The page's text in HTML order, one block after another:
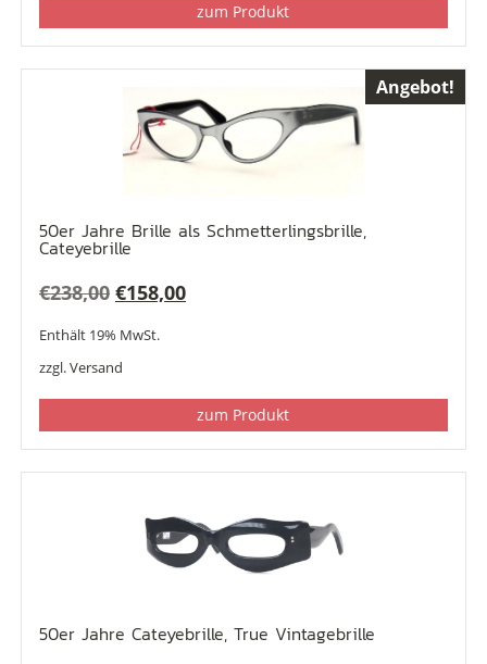
zum Produkt
Angebot!
50er Jahre Brille als Schmetterlingsbrille,
Cateyebrille
€238,00 Ursprünglicher
Preis
war:
€158,00Aktueller
Enthält 19% MwSt.
zzgl.Versand
zum Produkt
50er Jahre Cateyebrille, True Vintagebrille